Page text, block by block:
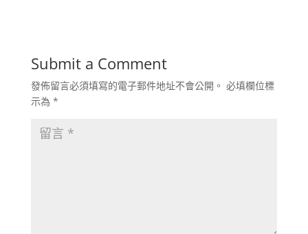
Submit a Comment
發佈留言必須填寫的電子郵件地址不會公開。 必填欄位標
示為 *